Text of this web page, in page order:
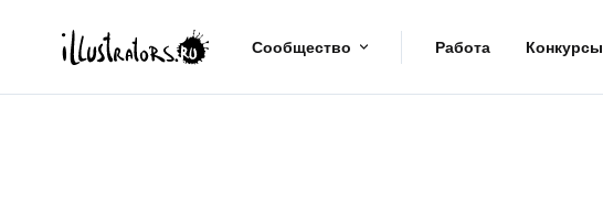
Сообщество Работа Конкурсы